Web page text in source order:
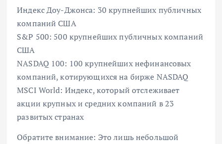
Индекс Доу-Джонса: 30 крупнейших публичных
компаний США
S&P 500: 500 крупнейших публичных компаний
США
NASDAQ 100: 100 крупнейших нефинансовых
компаний, котирующихся на бирже NASDAQ
MSCI World: Индекс, который отслеживает
акции крупных и средних компаний в 23
развитых странах
Обратите внимание: Это лишь небольшой